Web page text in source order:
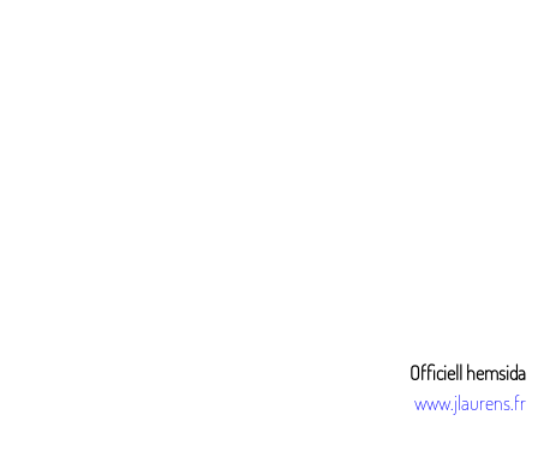
Officiell hemsida
www.jlaurens.fr